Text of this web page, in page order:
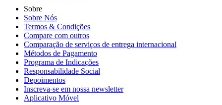
Sobre
Sobre Nós
Termos & Condições
Compare com outros
Comparação de serviços de entrega internacional
Métodos de Pagamento
Programa de Indicações
Responsabilidade Social
Depoimentos
Inscreva-se em nossa newsletter
Aplicativo Móvel